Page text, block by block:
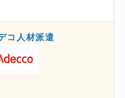
コ人材派遣